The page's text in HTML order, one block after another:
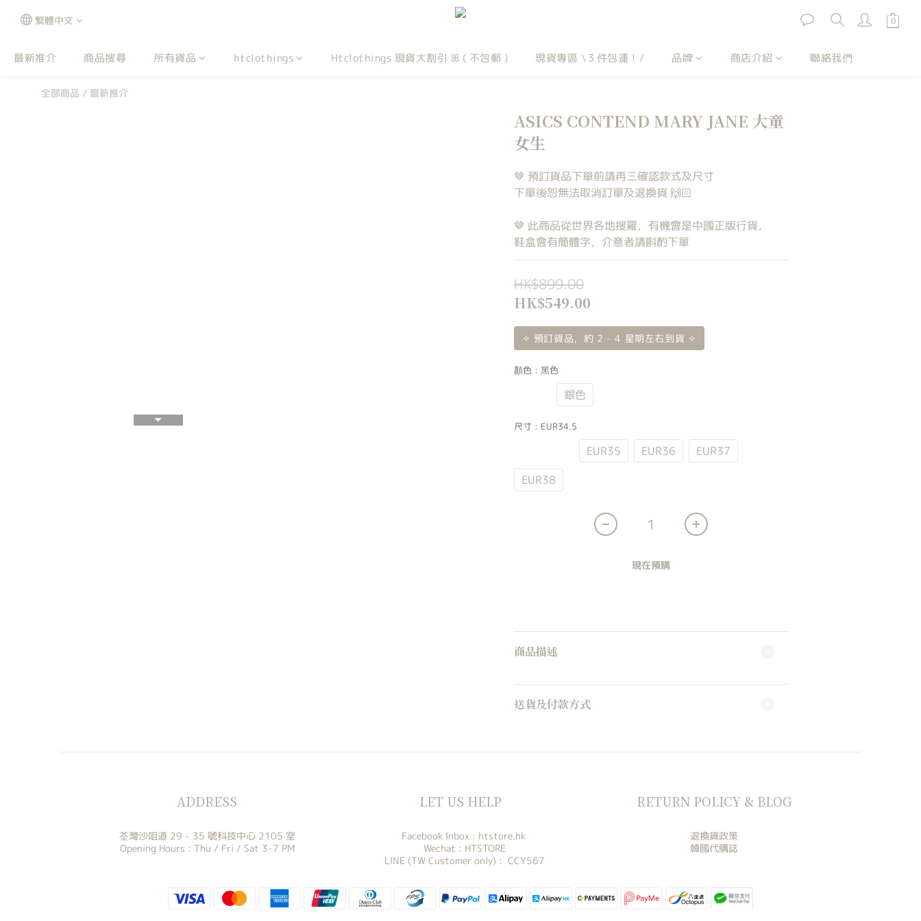
繁體中文
最新推介 商品搜尋 所有貨品 htclothings Htclothings 現貨大割引 ꕤ ( 不包郵 ) 現貨專區 \３件包運！/ 品牌 商店介紹 聯絡我們
全部商品 / 最新推介
ASICS CONTEND MARY JANE 大童
女生
🤎 預訂貨品下單前請再三確認款式及尺寸
下單後恕無法取消訂單及退換貨 🙌🏻
🤎 此商品從世界各地搜羅，有機會是中國正版行貨，
鞋盒會有簡體字，介意者請斟酌下單
HK$899.00
HK$549.00
✧ 預訂貨品，約 2 - 4 星期左右到貨 ✧
顏色 : 黑色
銀色
尺寸 : EUR34.5
EUR35 EUR36
EUR37
EUR38
現在預購
商品描述
送貨及付款方式
ADDRESS
荃灣沙咀道 29 - 35 號科技中心 2105 室
Opening Hours : Thu / Fri / Sat 3-7 PM
LET US HELP
Facebook Inbox : htstore.hk
Wechat : HTSTORE
LINE (TW Customer only) : CCY567
RETURN POLICY & BLOG
退換貨政策
韓國代購誌